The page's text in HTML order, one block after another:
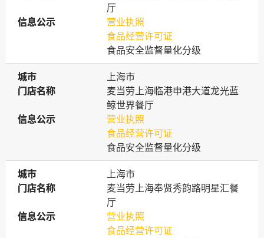
厅
信息公示
信息公示
营业执照
食品经营许可证
食品安全监督量化分级
城市
城市
上海市
门店名称
门店名称
麦当劳上海临港申港大道龙光蓝
鲸世界餐厅
信息公示
信息公示
营业执照
食品经营许可证
食品安全监督量化分级
城市
城市
上海市
门店名称
门店名称
麦当劳上海奉贤秀韵路明星汇餐
厅
信息公示
信息公示
营业执照
食品经营许可证